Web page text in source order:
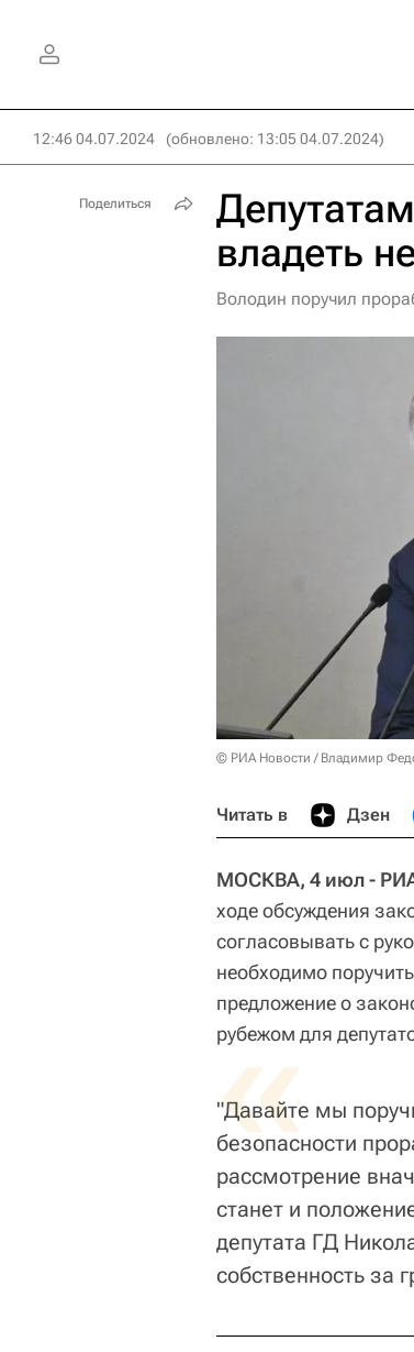
12:46 04.07.2024 (обновлено: 13:05 04.07.2024)
владеть
Володин поручил
© РИА Новости / Владимир
Читать в Дзен
МОСКВА, 4 июл -
ходе обсуждения
согласовывать с
необходимо
предложение о
рубежом для
«
"Давайте мы
безопасности
рассмотрение
станет и
депутата ГД
собственность за
Поделиться